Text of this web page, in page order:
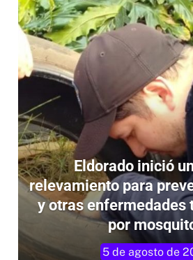
Eldorado inició
relevamiento para
y otras enfermedades
por